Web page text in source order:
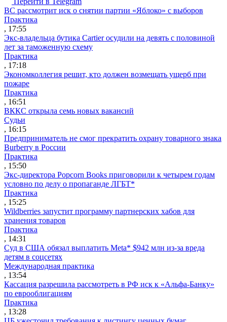
ВС рассмотрит иск о снятии партии «Яблоко» с выборов
Практика
, 17:55
Экс-владельца бутика Cartier осудили на девять с половиной
лет за таможенную схему
Практика
, 17:18
Экономколлегия решит, кто должен возмещать ущерб при
пожаре
Практика
, 16:51
ВККС открыла семь новых вакансий
Судьи
, 16:15
Предприниматель не смог прекратить охрану товарного знака
Burberry в России
Практика
, 15:50
Экс-директора Popcorn Books приговорили к четырем годам
условно по делу о пропаганде ЛГБТ*
Практика
, 15:25
Wildberries запустит программу партнерских хабов для
хранения товаров
Практика
, 14:31
Суд в США обязал выплатить Meta* $942 млн из-за вреда
детям в соцсетях
Международная практика
, 13:54
Кассация разрешила рассмотреть в РФ иск к «Альфа-Банку»
по еврооблигациям
Практика
, 13:28